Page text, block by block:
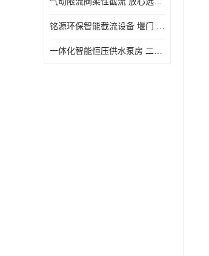
铭源环保智能截流设备 堰门 铸铁调节闸门作用 源头商家 可定制
一体化智能恒压供水泵房 二次加压供水设备户外智慧泵房